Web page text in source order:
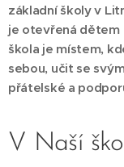
základní školy v
je otevřená dětem
škola je místem,
sebou, učit se
přátelské a
V Naší